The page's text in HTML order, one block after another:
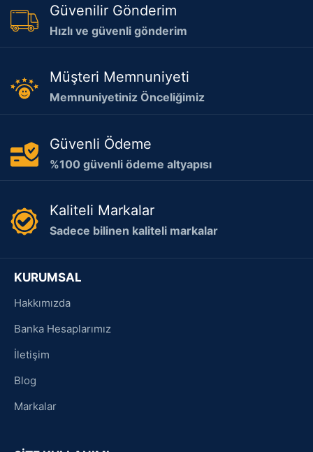
Güvenilir Gönderim
Hızlı ve güvenli gönderim
Müşteri Memnuniyeti
Memnuniyetiniz Önceliğimiz
Güvenli Ödeme
%100 güvenli ödeme altyapısı
Kaliteli Markalar
Sadece bilinen kaliteli markalar
KURUMSAL
Hakkımızda
Banka Hesaplarımız
İletişim
Blog
Markalar